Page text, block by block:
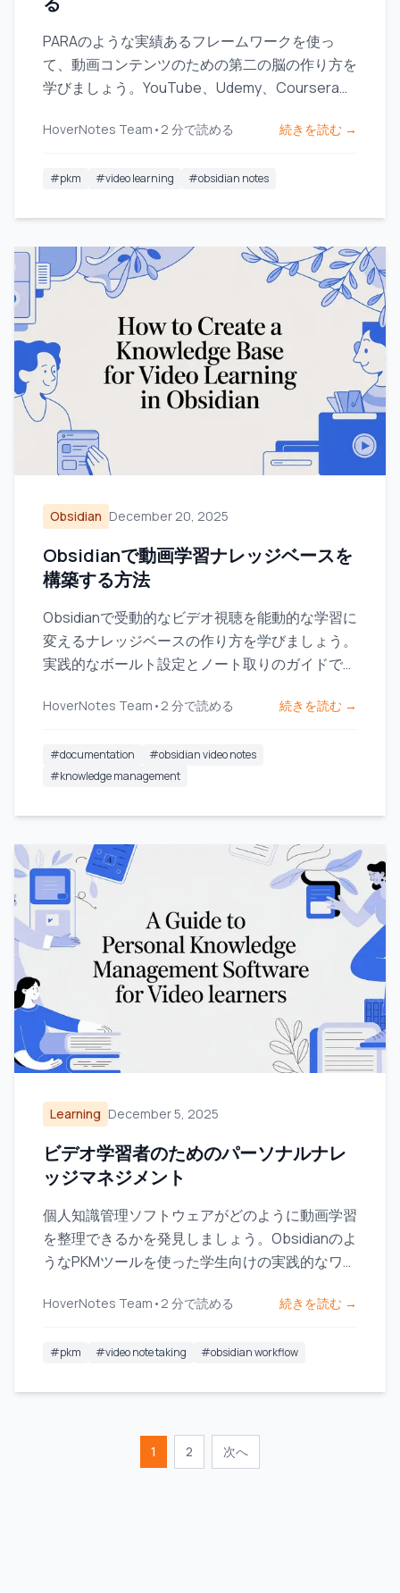
PARAのような実績あるフレームワークを使っ
て、動画コンテンツのための第二の脳の作り方を
学びましょう。YouTube、Udemy、Courseraか
いきます。
HoverNotes Team • 2 分で読める 続きを読む →
#pkm #video learning #obsidian notes
Obsidian December 20, 2025
Obsidianで動画学習ナレッジベースを
構築する方法
Obsidianで受動的なビデオ視聴を能動的な学習に
変えるナレッジベースの作り方を学びましょう。
実践的なボールト設定とノート取りのガイドで
HoverNotes Team • 2 分で読める 続きを読む →
#documentation #obsidian video notes
#knowledge management
Learning December 5, 2025
ビデオ学習者のためのパーソナルナレ
ッジマネジメント
個人知識管理ソフトウェアがどのように動画学習
を整理できるかを発見しましょう。Obsidianのよ
うなPKMツールを使った学生向けの実践的なワー
HoverNotes Team • 2 分で読める 続きを読む →
#pkm #video note taking #obsidian workflow
1 2 次へ